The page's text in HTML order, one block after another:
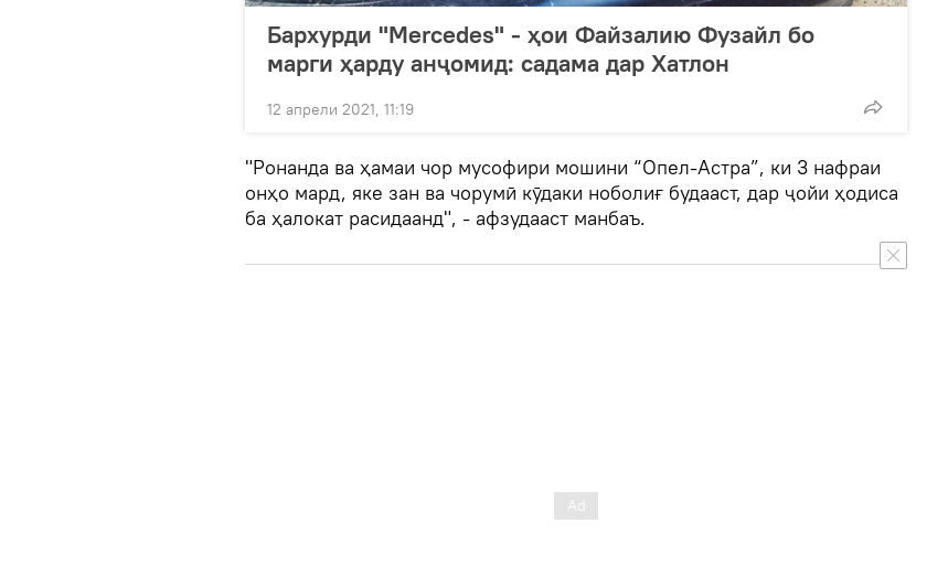
Бархурди "Mercedes" - ҳои Файзалию Фузайл бо
марги ҳарду анҷомид: садама дар Хатлон
12 апрели 2021, 11:19
"Ронанда ва ҳамаи чор мусофири мошини “Опел-Астра”, ки 3 нафраи
онҳо мард, яке зан ва чорумӣ кӯдаки ноболиғ будааст, дар ҷойи ҳодиса
ба ҳалокат расидаанд", - афзудааст манбаъ.